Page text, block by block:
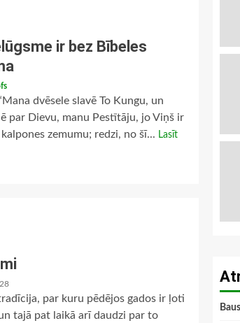
ir bez Bībeles
dvēsele slavē To Kungu, un
par Dievu, manu Pestītāju, jo Viņš ir
zemumu; redzi, no šī... Lasīt
28
par kuru pēdējos gados ir ļoti
tajā pat laikā arī daudzi par to